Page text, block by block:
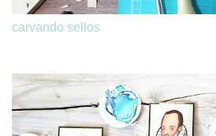
carvando sellos